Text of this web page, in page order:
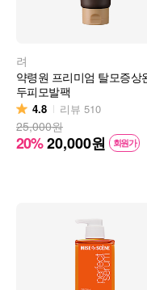
려
약령원 프리미엄 탈모증상
두피모발팩
4.8 리뷰 510
25,000원
20%20,000원 회원가